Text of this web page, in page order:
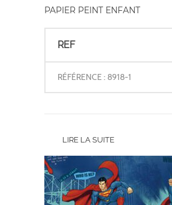
PAPIER PEINT ENFANT
REF
RÉFÉRENCE : 8918-1
LIRE LA SUITE